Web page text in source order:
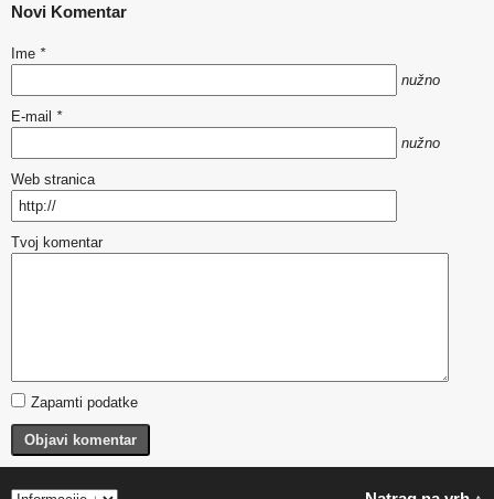
Novi Komentar
Ime *
nužno
E-mail *
nužno
Web stranica
Tvoj komentar
Zapamti podatke
Objavi komentar